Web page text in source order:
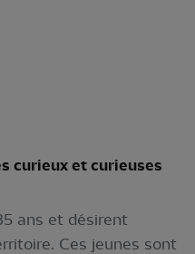
curieux et curieuses
ans et désirent
Ces jeunes sont